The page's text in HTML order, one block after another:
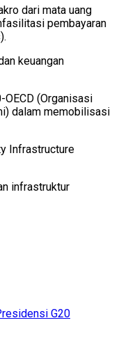
dari mata uang
pembayaran
keuangan
OECD (Organisasi
dalam memobilisasi
Infrastructure
infrastruktur
G20